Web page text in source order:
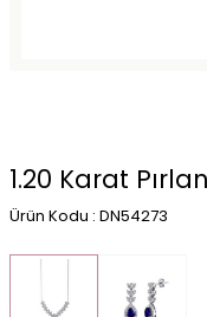
1.20 Karat
Ürün Kodu : DN54273